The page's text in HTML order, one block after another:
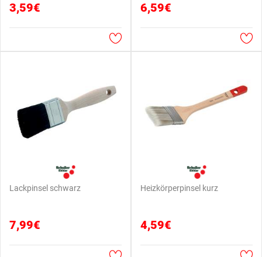
3,59€ 6,59€
Lackpinsel schwarz
7,99€
Heizkörperpinsel kurz
4,59€